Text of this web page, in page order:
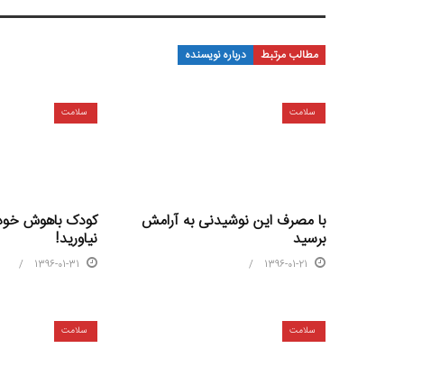
مطالب مرتبط درباره نویسنده
سلامت
با مصرف این نوشیدنی به آرامش
برسید
1396-01-21
سلامت
کودک باهوش خود
نیاورید!
1396-01-31
سلامت سلامت